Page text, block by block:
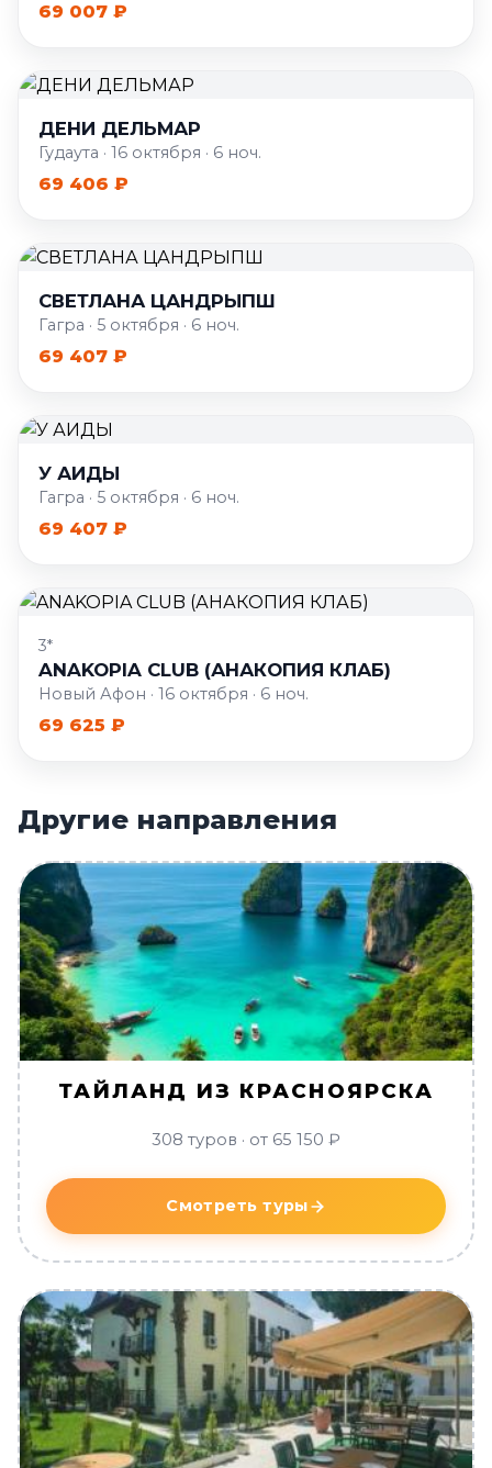
69 007 ₽
ДЕНИ ДЕЛЬМАР
Гудаута · 16 октября · 6 ноч.
69 406 ₽
СВЕТЛАНА ЦАНДРЫПШ
Гагра · 5 октября · 6 ноч.
69 407 ₽
У АИДЫ
Гагра · 5 октября · 6 ноч.
69 407 ₽
3*
ANAKOPIA CLUB (АНАКОПИЯ КЛАБ)
Новый Афон · 16 октября · 6 ноч.
69 625 ₽
Другие направления
ТАЙЛАНД ИЗ КРАСНОЯРСКА
308 туров · от 65 150 ₽
Смотреть туры